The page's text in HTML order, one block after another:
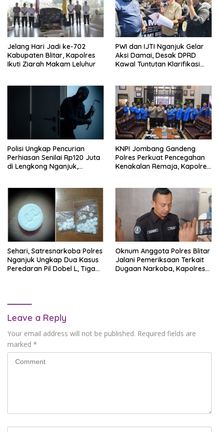
Jelang Hari Jadi ke-702
Kabupaten Blitar, Kapolres
Ikuti Ziarah Makam Leluhur
PWI dan IJTI Nganjuk Gelar
Aksi Damai, Desak DPRD
Kawal Tuntutan Klarifikasi
Polisi Ungkap Pencurian
Perhiasan Senilai Rp120 Juta
di Lengkong Nganjuk,
KNPI Jombang Gandeng
Polres Perkuat Pencegahan
Kenakalan Remaja, Kapolres:
Sehari, Satresnarkoba Polres
Nganjuk Ungkap Dua Kasus
Peredaran Pil Dobel L, Tiga
Oknum Anggota Polres Blitar
Jalani Pemeriksaan Terkait
Dugaan Narkoba, Kapolres
Leave a Reply
Your email address will not be published. Required fields are
marked *